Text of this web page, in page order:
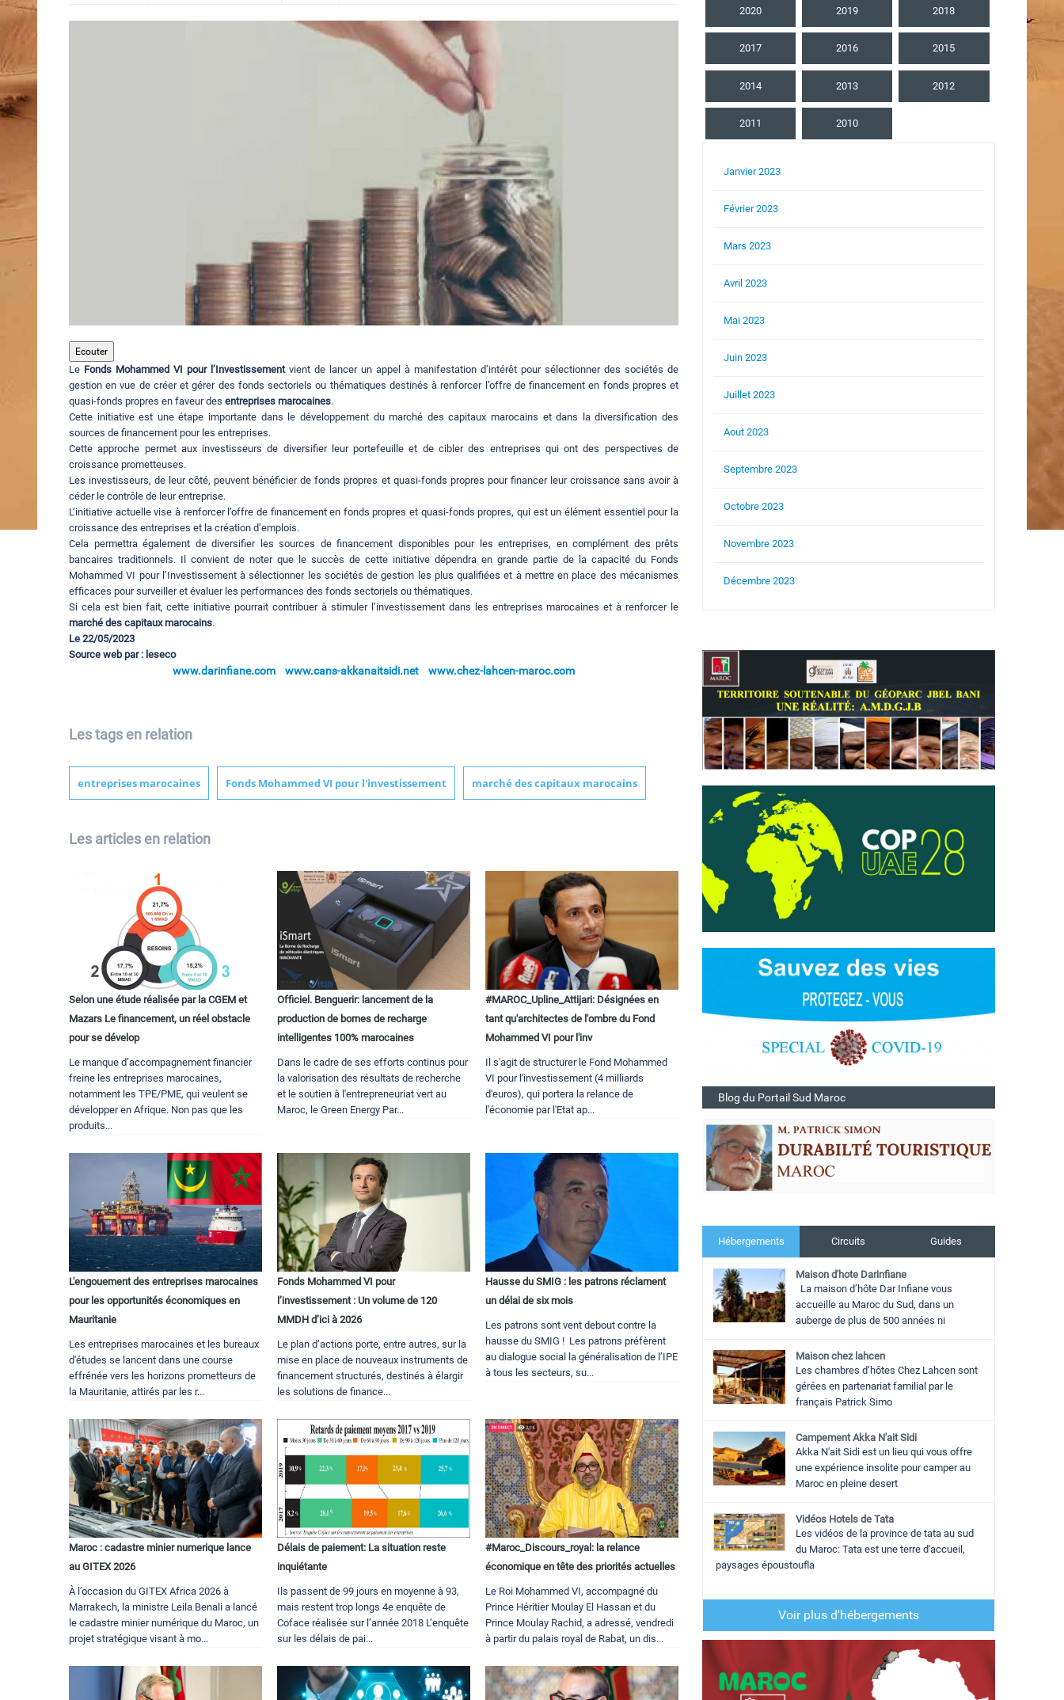
Ecouter
Le Fonds Mohammed VI pour l’Investissementvient de lancer un appel à manifestation d’intérêt pour sélectionner des sociétés de
gestion en vue de créer et gérer des fonds sectoriels ou thématiques destinés à renforcer l’offre de financement en fonds propres et
quasi-fonds propres en faveur des entreprises marocaines.
Cette initiative est une étape importante dans le développement du marché des capitaux marocains et dans la diversification des
sources de financement pour les entreprises.
Cette approche permet aux investisseurs de diversifier leur portefeuille et de cibler des entreprises qui ont des perspectives de
croissance prometteuses.
Les investisseurs, de leur côté, peuvent bénéficier de fonds propres et quasi-fonds propres pour financer leur croissance sans avoir à
céder le contrôle de leur entreprise.
L’initiative actuelle vise à renforcer l’offre de financement en fonds propres et quasi-fonds propres, qui est un élément essentiel pour la
croissance des entreprises et la création d’emplois.
Cela permettra également de diversifier les sources de financement disponibles pour les entreprises, en complément des prêts
bancaires traditionnels. Il convient de noter que le succès de cette initiative dépendra en grande partie de la capacité du Fonds
Mohammed VI pour l’Investissement à sélectionner les sociétés de gestion les plus qualifiées et à mettre en place des mécanismes
efficaces pour surveiller et évaluer les performances des fonds sectoriels ou thématiques.
Si cela est bien fait, cette initiative pourrait contribuer à stimuler l’investissement dans les entreprises marocaines et à renforcer le
marché des capitaux marocains.
Le 22/05/2023
Source web par : leseco
www.darinfiane.com www.cans-akkanaitsidi.net www.chez-lahcen-maroc.com
Les tags en relation
entreprises marocaines Fonds Mohammed VI pour l'investissement marché des capitaux marocains
Les articles en relation
Selon une étude réalisée par la CGEM et
Mazars Le financement, un réel obstacle
pour se dévelop
Le manque d’accompagnement financier
freine les entreprises marocaines,
notamment les TPE/PME, qui veulent se
développer en Afrique. Non pas que les
produits...
Officiel. Benguerir: lancement de la
production de bornes de recharge
intelligentes 100% marocaines
Dans le cadre de ses efforts continus pour
la valorisation des résultats de recherche
et le soutien à l'entrepreneuriat vert au
Maroc, le Green Energy Par...
#MAROC_Upline_Attijari: Désignées en
tant qu'architectes de l'ombre du Fond
Mohammed VI pour l'inv
Il s'agit de structurer le Fond Mohammed
VI pour l'investissement (4 milliards
d'euros), qui portera la relance de
l'économie par l'Etat ap...
L'engouement des entreprises marocaines
pour les opportunités économiques en
Mauritanie
Les entreprises marocaines et les bureaux
d'études se lancent dans une course
effrénée vers les horizons prometteurs de
la Mauritanie, attirés par les r...
Fonds Mohammed VI pour
l’investissement : Un volume de 120
MMDH d’ici à 2026
Le plan d’actions porte, entre autres, sur la
mise en place de nouveaux instruments de
financement structurés, destinés à élargir
les solutions de finance...
Hausse du SMIG : les patrons réclament
un délai de six mois
Les patrons sont vent debout contre la
hausse du SMIG ! Les patrons préfèrent
au dialogue social la généralisation de l’IPE
à tous les secteurs, su...
Maroc : cadastre minier numerique lance
au GITEX 2026
À l’occasion du GITEX Africa 2026 à
Marrakech, la ministre Leila Benali a lancé
le cadastre minier numérique du Maroc, un
projet stratégique visant à mo...
Délais de paiement: La situation reste
inquiétante
Ils passent de 99 jours en moyenne à 93,
mais restent trop longs 4e enquête de
Coface réalisée sur l’année 2018 L’enquête
sur les délais de pai...
#Maroc_Discours_royal: la relance
économique en tête des priorités actuelles
Le Roi Mohammed VI, accompagné du
Prince Héritier Moulay El Hassan et du
Prince Moulay Rachid, a adressé, vendredi
à partir du palais royal de Rabat, un dis...
2020 2019 2018
2017 2016 2015
2014 2013 2012
2011 2010
Janvier 2023
Février 2023
Mars 2023
Avril 2023
Mai 2023
Juin 2023
Juillet 2023
Aout 2023
Septembre 2023
Octobre 2023
Novembre 2023
Décembre 2023
Blog du Portail Sud Maroc
Hébergements Circuits Guides
Maison d'hote Darinfiane
La maison d’hôte Dar Infiane vous
accueille au Maroc du Sud, dans un
auberge de plus de 500 années ni
Maison chez lahcen
Les chambres d’hôtes Chez Lahcen sont
gérées en partenariat familial par le
français Patrick Simo
Campement Akka N'ait Sidi
Akka N'ait Sidi est un lieu qui vous offre
une expérience insolite pour camper au
Maroc en pleine desert
Vidéos Hotels de Tata
Les vidéos de la province de tata au sud
du Maroc: Tata est une terre d'accueil,
paysages époustoufla
Voir plus d'hébergements